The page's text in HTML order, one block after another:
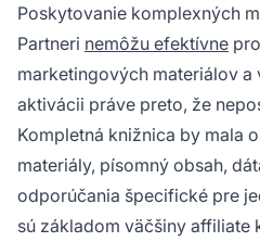
Poskytovanie komplexných
Partneri nemôžu efektívne
marketingových materiálov
aktivácii práve preto, že
Kompletná knižnica by mala
materiály, písomný obsah,
odporúčania špecifické pre
sú základom väčšiny